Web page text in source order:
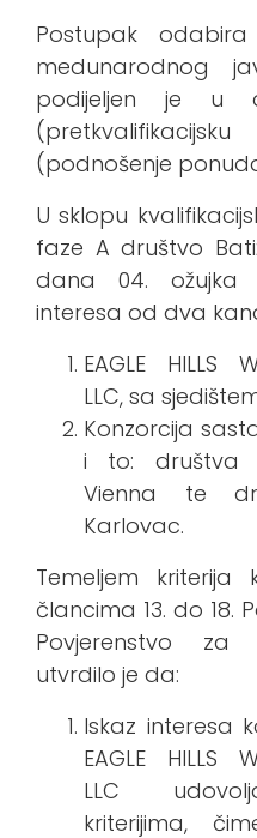
Postupak
medunarodnog
podijeljen je u
(podnošenje
U sklopu
faze A društvo
dana 04. ožujka
interesa od dva
EAGLE HILLS
LLC, sa
Konzorcija
i to: društva
Vienna te
Karlovac.
Temeljem kriterija
člancima 13. do 18.
Povjerenstvo za
utvrdilo je da:
lskaz interesa
EAGLE HILLS
LLC
kriterijima,